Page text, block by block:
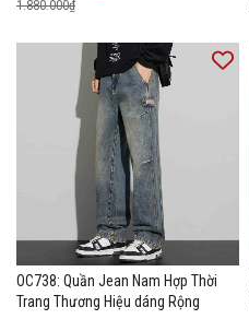
1.880.000₫
OC738: Quần Jean Nam Hợp Thời
Trang Thương Hiệu dáng Rộng